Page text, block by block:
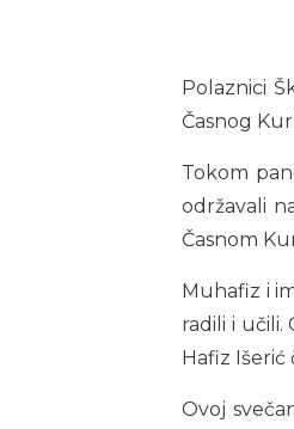
Polaznici
Časnog
Tokom
održavali
Časnom
Muhafiz i
radili i učili.
Hafiz
Ovoj